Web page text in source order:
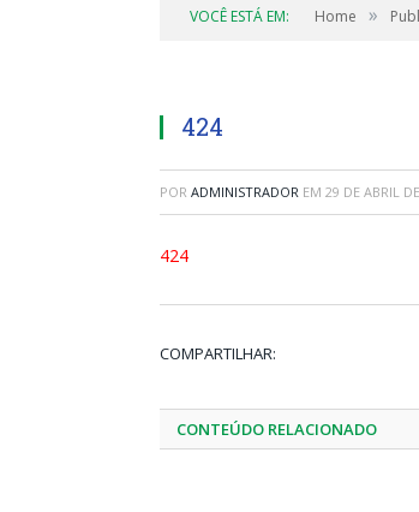
VOCÊ ESTÁ EM: Home »
424
POR ADMINISTRADOR EM 29 DE ABRIL
424
COMPARTILHAR:
CONTEÚDO RELACIONADO